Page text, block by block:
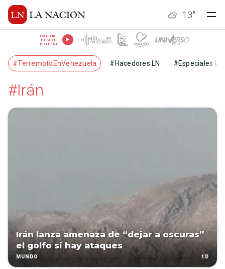
13°
ESCUCHÁ
TU RADIO
PREFERIDA
#TerremotoEnVenezuela #Hacedores LN #Especiales LN
#Irán
Irán lanza amenaza de “dejar a oscuras”
el golfo si hay ataques
MUNDO 1D